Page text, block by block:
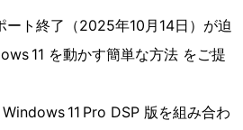
ト終了（2025年10月14日）が迫
11 を動かす簡単な方法 をご提
11 Pro DSP 版を組み合わ